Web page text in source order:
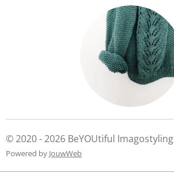
© 2020 - 2026 BeYOUtiful Imagostyling
Powered by JouwWeb